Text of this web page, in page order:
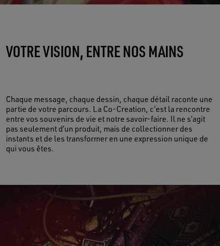
VOTRE VISION, ENTRE NOS MAINS
Chaque message, chaque dessin, chaque détail raconte une
partie de votre parcours. La Co-Creation, c’est la rencontre
entre vos souvenirs de vie et notre savoir-faire. Il ne s’agit
pas seulement d’un produit, mais de collectionner des
instants et de les transformer en une expression unique de
qui vous êtes.